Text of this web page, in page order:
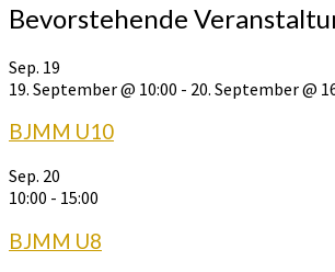
Bevorstehende
Sep. 19
19. September @ 10:00 - 20. September @
BJMM U10
Sep. 20
10:00 - 15:00
BJMM U8